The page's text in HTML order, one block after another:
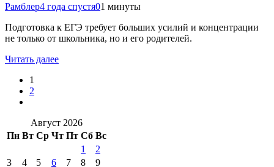
Рамблер4 года спустя01 минуты
Подготовка к ЕГЭ требует больших усилий и концентрации
не только от школьника, но и его родителей.
Читать далее
1
2
Август 2026
Пн Вт Ср Чт Пт Сб Вс
1
2
3
4 5 6 7 8
9